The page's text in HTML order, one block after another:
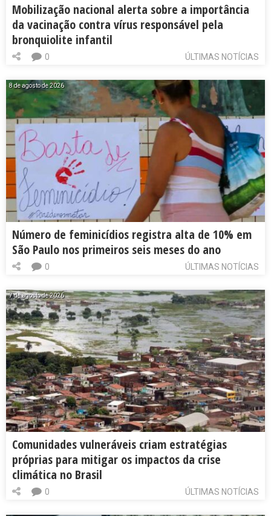
Mobilização nacional alerta sobre a importância
da vacinação contra vírus responsável pela
bronquiolite infantil
ÚLTIMAS NOTÍCIAS
0
8 de agosto de 2026
Número de feminicídios registra alta de 10% em
São Paulo nos primeiros seis meses do ano
ÚLTIMAS NOTÍCIAS
0
7 de agosto de 2026
Comunidades vulneráveis criam estratégias
próprias para mitigar os impactos da crise
climática no Brasil
ÚLTIMAS NOTÍCIAS
0